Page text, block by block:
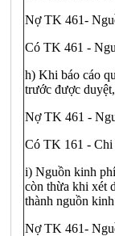
Nợ TK 461-
Có TK 461 -
h) Khi báo cáo
trước được
Nợ TK 461 -
Có TK 161 - Chi
i) Nguồn kinh
còn thừa khi xét
thành nguồn
Nợ TK 461-